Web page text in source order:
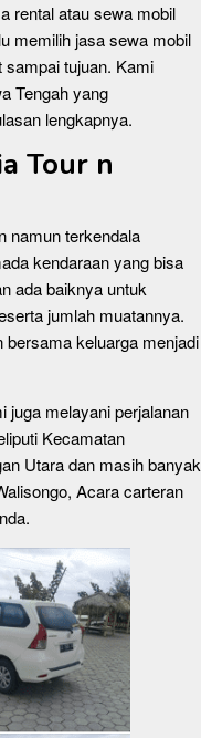
rental atau sewa mobil
memilih jasa sewa mobil
sampai tujuan. Kami
Tengah yang
lengkapnya.
Tour n
namun terkendala
kendaraan yang bisa
ada baiknya untuk
jumlah muatannya.
bersama keluarga menjadi
juga melayani perjalanan
Kecamatan
Utara dan masih banyak
Acara carteran